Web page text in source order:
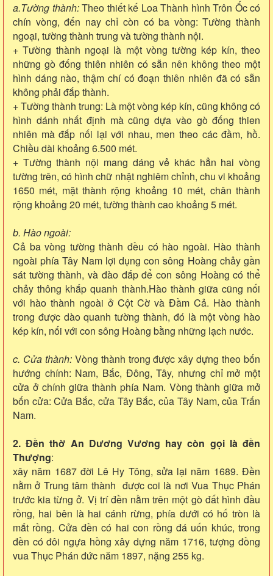
a.Tường thành:Theo thiết kế Loa Thành hình Trôn Ốc có
chín vòng, đến nay chỉ còn có ba vòng: Tường thành
ngoại, tường thành trung và tường thành nội.
+ Tường thành ngoại là một vòng tường kép kín, theo
những gò đống thiên nhiên có sẵn nên không theo một
hình dáng nào, thậm chí có đoạn thiên nhiên đã có sẵn
không phải đắp thành.
+ Tường thành trung: Là một vòng kép kín, cũng không có
hình dánh nhất định mà cũng dựa vào gò đống thien
nhiên mà đắp nối lại với nhau, men theo các đầm, hồ.
Chiều dài khoảng 6.500 mét.
+ Tường thành nội mang dáng vẻ khác hẳn hai vòng
tường trên, có hình chữ nhật nghiêm chỉnh, chu vi khoảng
1650 mét, mặt thành rộng khoảng 10 mét, chân thành
rộng khoảng 20 mét, tường thành cao khoảng 5 mét.
b. Hào ngoài:
Cả ba vòng tường thành đều có hào ngoài. Hào thành
ngoài phía Tây Nam lợi dụng con sông Hoàng chảy gần
sát tường thành, và đào đắp để con sông Hoàng có thể
chảy thông khắp quanh thành.Hào thành giữa cũng nối
với hào thành ngoài ở Cột Cờ và Đầm Cả. Hào thành
trong được dào quanh tường thành, đó là một vòng hào
kép kín, nối với con sông Hoàng bằng những lạch nước.
c. Cửa thành:Vòng thành trong được xây dựng theo bốn
hướng chính: Nam, Bắc, Đông, Tây, nhưng chỉ mở một
cửa ở chính giữa thành phía Nam. Vòng thành giữa mở
bốn cửa: Cửa Bắc, cửa Tây Bắc, của Tây Nam, của Trấn
Nam.
2. Đền thờ An Dương Vương hay còn gọi là đền
Thượng:
xây năm 1687 đời Lê Hy Tông, sửa lại năm 1689. Đền
nằm ở Trung tâm thành được coi là nơi Vua Thục Phán
trước kia từng ở. Vị trí đền nằm trên một gò đất hình đầu
rồng, hai bên là hai cánh rừng, phía dưới có hố tròn là
mắt rồng. Cửa đền có hai con rồng đá uốn khúc, trong
đền có đôi ngựa hồng xây dựng năm 1716, tượng đồng
vua Thục Phán đức năm 1897, nặng 255 kg.